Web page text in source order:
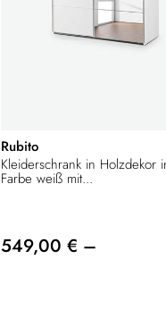
Rubito
Kleiderschrank in Holzdekor
Farbe weiß mit...
549,00 € –